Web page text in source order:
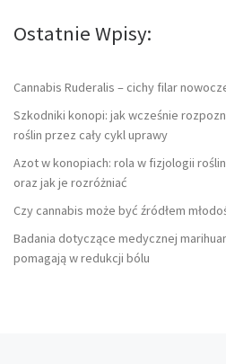
Ostatnie Wpisy:
Cannabis Ruderalis – cichy filar
Szkodniki konopi: jak wcześnie
roślin przez cały cykl uprawy
Azot w konopiach: rola w fizjologii
oraz jak je rozróżniać
Czy cannabis może być źródłem
Badania dotyczące medycznej
pomagają w redukcji bólu